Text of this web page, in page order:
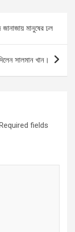
জানাজায় মানুষের ঢল
সালমান খান।
fields